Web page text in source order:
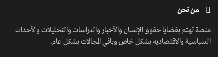
من نحن
منصة تهتم بقضايا حقوق الإنسان والأخبار والدراسات والتحليلات والأحداث
السياسية والاقتصادية بشكل خاص وباقي المجالات بشكل عام.